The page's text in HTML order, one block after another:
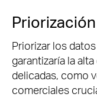
Priorizar los
garantizaría la
delicadas, como
comerciales